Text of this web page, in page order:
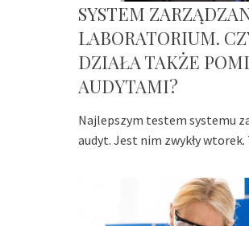
SYSTEM
LABORATORIUM.
DZIAŁA TAKŻE
AUDYTAMI?
Najlepszym testem systemu
audyt. Jest nim zwykły